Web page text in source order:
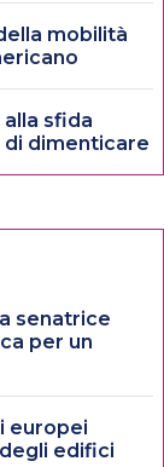
mobilità
sfida
di dimenticare
senatrice
per un
europei
edifici